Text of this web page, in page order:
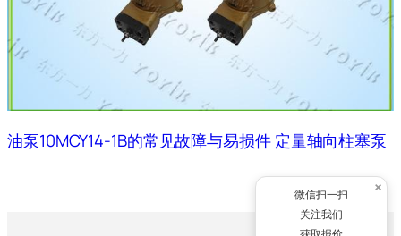
油泵10MCY14-1B的常见故障与易损件 定量轴向柱塞泵
×
微信扫一扫
关注我们